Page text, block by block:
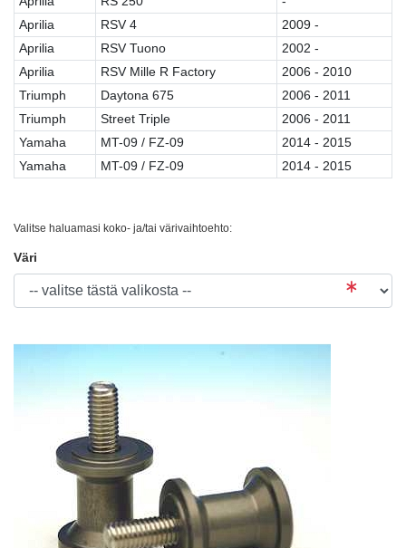
Aprilia
RSV 4
2009 -
Aprilia
RSV Tuono
2002 -
Aprilia
RSV Mille R Factory
2006 - 2010
Triumph
Daytona 675
2006 - 2011
Triumph
Street Triple
2006 - 2011
Yamaha
MT-09 / FZ-09
2014 - 2015
Yamaha
MT-09 / FZ-09 2014 - 2015
Valitse haluamasi koko- ja/tai värivaihtoehto:
Väri